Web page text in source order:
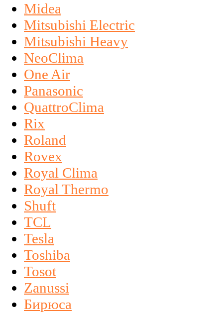
Midea
Mitsubishi Electric
Mitsubishi Heavy
NeoClima
One Air
Panasonic
QuattroClima
Rix
Roland
Rovex
Royal Clima
Royal Thermo
Shuft
TCL
Tesla
Toshiba
Tosot
Zanussi
Бирюса